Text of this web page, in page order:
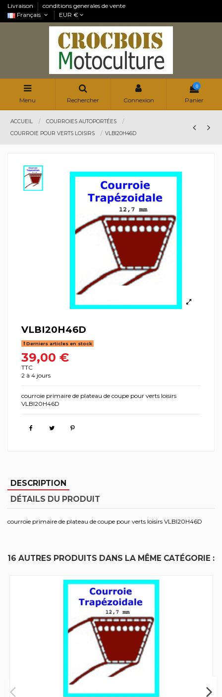
Livraison
conditions generales de vente
Français
EUR €
Menu Rechercher Connexion
0
Panier
ACCUEIL
COURROIES AUTOPORTÉES
COURROIE POUR VERTS LOISIRS
VLBI20H46D
VLBI20H46D
Derniers articles en stock
39,00 €
TTC
2 à 4 jours
courroie primaire de plateau de coupe pour verts loisirs
VLBI20H46D
DESCRIPTION
DÉTAILS DU PRODUIT
courroie primaire de plateau de coupe pour verts loisirs VLBI20H46D
16 AUTRES PRODUITS DANS LA MÊME CATÉGORIE :